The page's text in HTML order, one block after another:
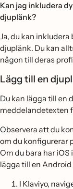
Kan jag inkludera
djuplänk?
Ja, du kan
djuplänk. Du kan
någon till deras
Lägg till en
Du kan lägga till en
meddelandetexten
Observera att du
om du konfigurerar
Om du bara har
lägga till en
I Klaviyo,